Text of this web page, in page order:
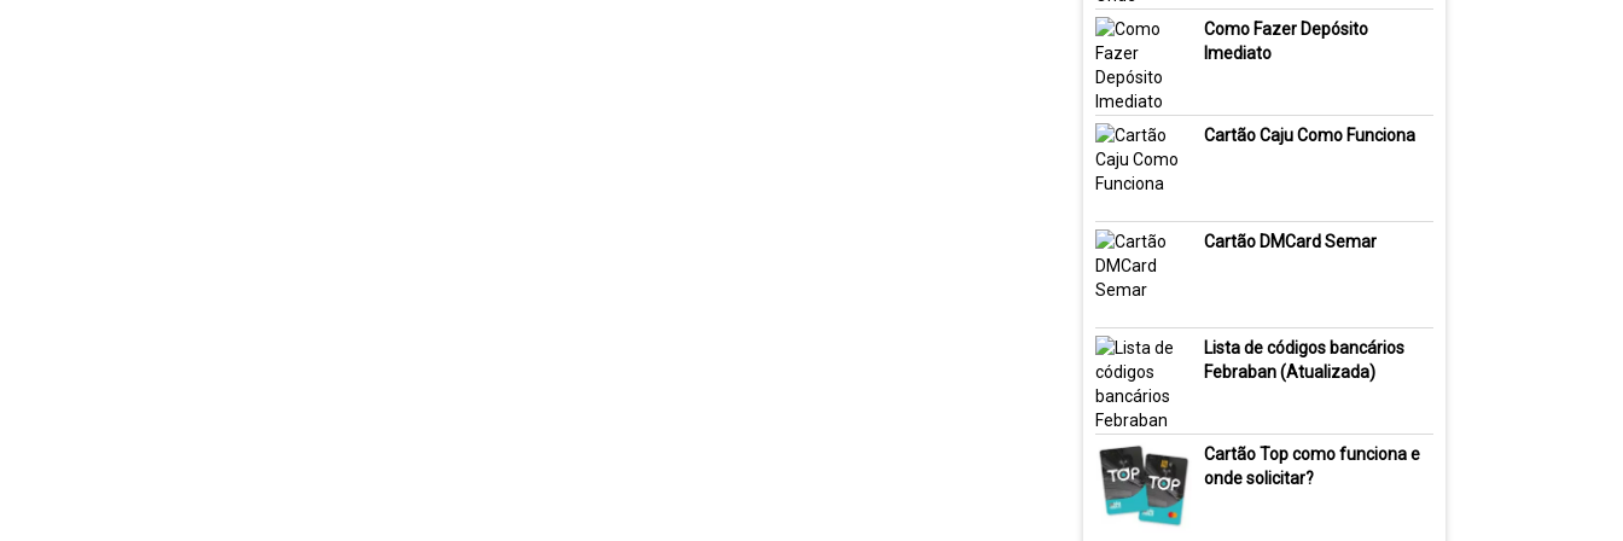
Como Fazer Depósito
Imediato
Cartão Caju Como Funciona
Cartão DMCard Semar
Lista de códigos bancários
Febraban (Atualizada)
Cartão Top como funciona e
onde solicitar?